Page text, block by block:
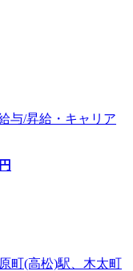
与/昇給・キャリア
円
町(高松)駅、木太町